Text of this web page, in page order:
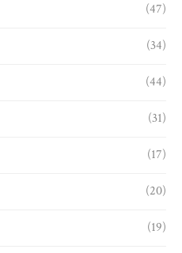
(47)
(34)
(44)
(31)
(17)
(20)
(19)